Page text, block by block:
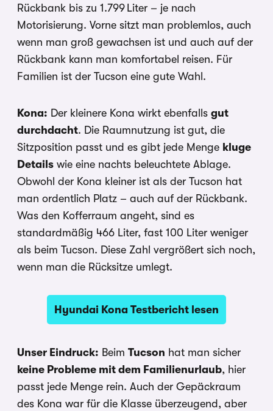
Rückbank bis zu 1.799 Liter – je nach
Motorisierung. Vorne sitzt man problemlos, auch
wenn man groß gewachsen ist und auch auf der
Rückbank kann man komfortabel reisen. Für
Familien ist der Tucson eine gute Wahl.
Kona: Der kleinere Kona wirkt ebenfalls gut
durchdacht. Die Raumnutzung ist gut, die
Sitzposition passt und es gibt jede Menge kluge
Details wie eine nachts beleuchtete Ablage.
Obwohl der Kona kleiner ist als der Tucson hat
man ordentlich Platz – auch auf der Rückbank.
Was den Kofferraum angeht, sind es
standardmäßig 466 Liter, fast 100 Liter weniger
als beim Tucson. Diese Zahl vergrößert sich noch,
wenn man die Rücksitze umlegt.
Hyundai Kona Testbericht lesen
Unser Eindruck: Beim Tucson hat man sicher
keine Probleme mit dem Familienurlaub, hier
passt jede Menge rein. Auch der Gepäckraum
des Kona war für die Klasse überzeugend, aber